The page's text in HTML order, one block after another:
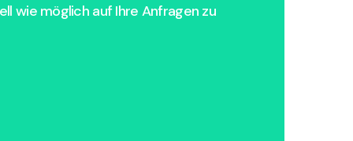
wie möglich auf Ihre Anfragen zu